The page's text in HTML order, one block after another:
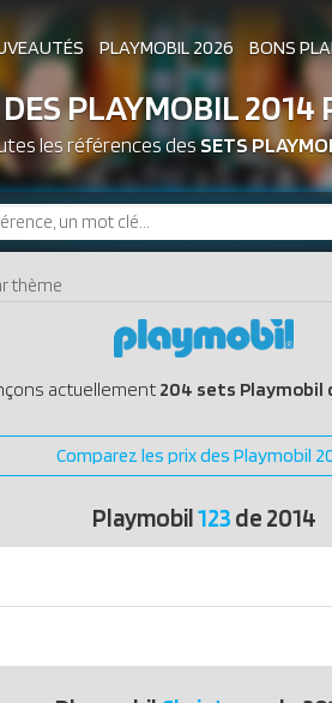
PLAYMOBIL 2026 BONS
ASSOCIATIONS DE FANS
LES
PLAYMOBIL 2014
les références desSETS
thème
actuellement 204 sets Playmobil
Comparez les prix des Playmobil
Playmobil123 de 2014